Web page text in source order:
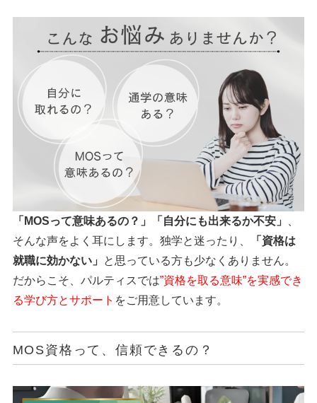
「MOSって意味あるの？」「自分にも出来るか不安」
そんな声をよく耳にします。独学と迷ったり、
「資格は
就職に効かない」
と思っている方も少なくありません。
だからこそ、パルティスでは”資格を取る意味”を実感でき
る学び方とサポート をご用意しています。
MOS資格って、信頼できるの？